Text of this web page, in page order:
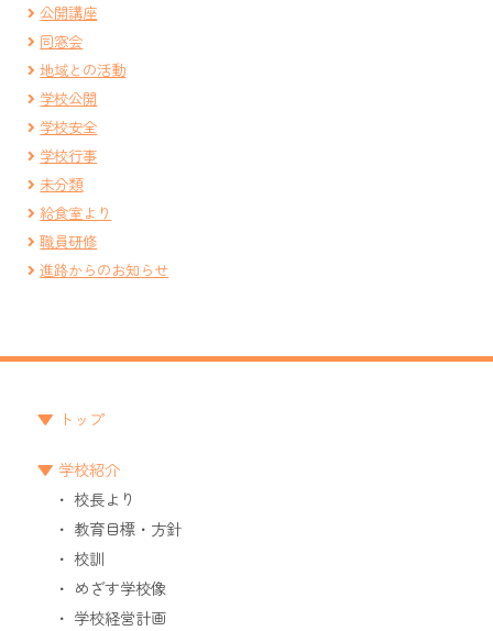
公開講座
同窓会
地域との活動
学校公開
学校安全
学校行事
未分類
給食室より
職員研修
進路からのお知らせ
トップ
学校紹介
校長より
教育目標・方針
校訓
めざす学校像
学校経営計画